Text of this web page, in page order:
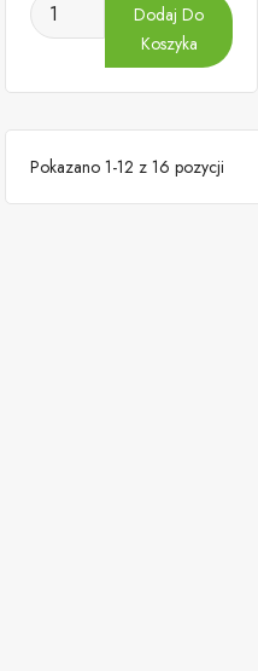
Dodaj Do
Koszyka
Pokazano 1-12 z 16 pozycji